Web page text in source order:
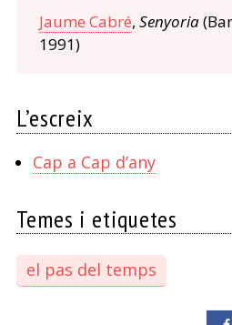
Jaume Cabré, Senyoria
1991)
L’escreix
Cap a Cap d’any
Temes i etiquetes
el pas del temps